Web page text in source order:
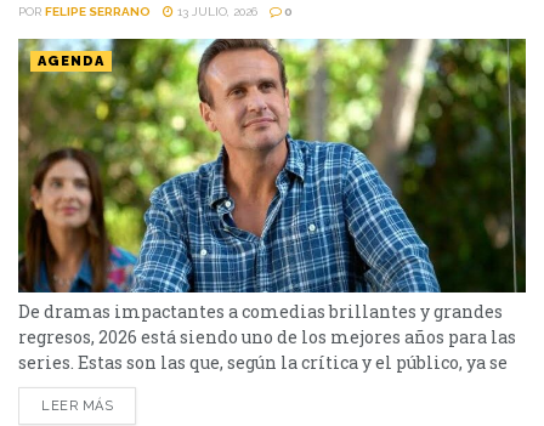
POR FELIPE SERRANO 13 JULIO, 2026 0
AGENDA
De dramas impactantes a comedias brillantes y grandes
regresos, 2026 está siendo uno de los mejores años para las
series. Estas son las que, según la crítica y el público, ya se
perfilan entre lo mejor de la temporada. Ingresamos en
julio, y desde Cinéfilos, escogimos las 10 mejores series del
LEER MÁS